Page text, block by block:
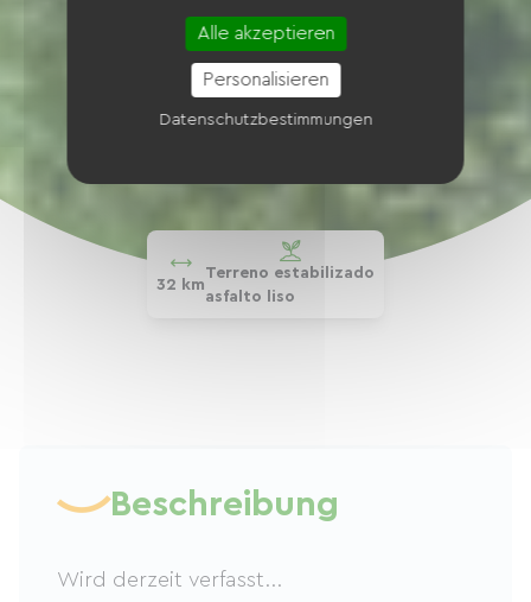
32 km
Terreno estabilizado
asfalto liso
Beschreibung
Wird derzeit verfasst...
Alle akzeptieren
Personalisieren
Datenschutzbestimmungen